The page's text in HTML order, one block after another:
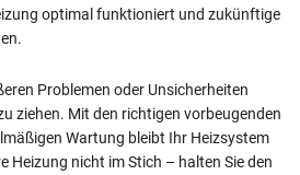
optimal funktioniert und zukünftige
Problemen oder Unsicherheiten
ziehen. Mit den richtigen vorbeugenden
Wartung bleibt Ihr Heizsystem
Heizung nicht im Stich – halten Sie den